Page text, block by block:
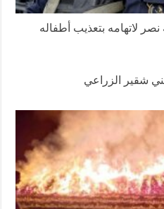
لاتهامه بتعذيب أطفاله
شقير الزراعي